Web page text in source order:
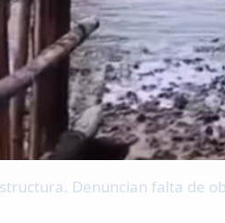
Denuncian falta de